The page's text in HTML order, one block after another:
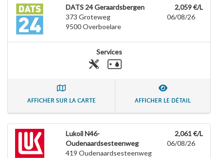
DATS 24 Geraardsbergen
373 Groteweg
9500Overboelare
2,059 €/L
06/08/26
Services
AFFICHER SUR LA CARTE AFFICHER LE DÉTAIL
Lukoil N46-
Oudenaardsesteenweg
419 Oudenaardsesteenweg
2,061 €/L
06/08/26